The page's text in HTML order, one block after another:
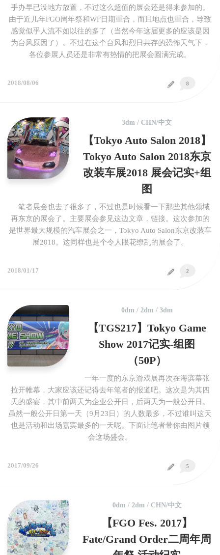
手办早已没地方放置，不过这么超值的展会还是得来参加的。
由于近几年FGO周年祭和WF日期重合，而且地点也重合，导致
感觉似乎人流不如以往的多了（当然今年这届更多的应该是因
为台风原因了）。不过在这个台风和烈日共存的恐怖天气下，
各位参展人员还是非常有热情的把展会圆满完成。
8
2018/08/06
3dm / CHN/中文
【Tokyo Auto Salon 2018】
Tokyo Auto Salon 2018东京
改装车展2018 展会记实+组
图
笔者展会也去了很多了，不过也是时候看一下那些其他领域
再东京的展会了。主要展会参见这边文章，链接。这次参加的
是世界最大规模的汽车展会之一，Tokyo Auto Salon东京改装车
展2018。这同样也是个令人眼花缭乱的展会了。
2
2018/01/17
0dm / 2dm / 3dm
【TGS217】Tokyo Game
Show 2017记实-组图
（50P）
一年一度的东京游戏展再次在海滨幕张
拉开帷幕，大家应该还记得去年笔者的报道吧。这次是为其四
天的盛宴，其中前两天为企业公开日，后两天为一般公开日。
虽然一般公开日第一天（9月23日）的人数最多，不过谁叫这天
也是活动和出场嘉宾最多的一天呢。下面让笔者带你由图片领
会这场盛会。
5
2017/09/26
0dm / 2dm / CHN/中文
【FGO Fes. 2017】
Fate/Grand Order二周年周